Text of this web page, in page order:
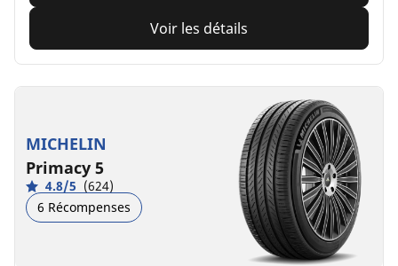
Voir les détails
MICHELIN
Primacy 5
4.8/5 (624)
6 Récompenses